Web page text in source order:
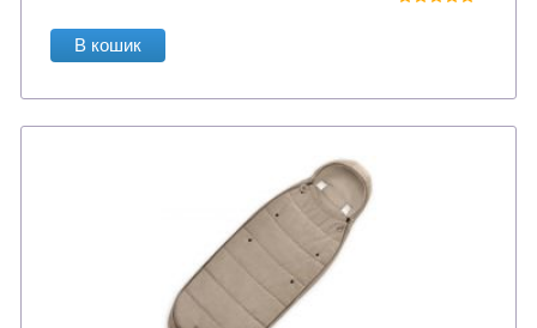
В кошик